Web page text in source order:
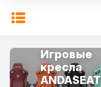
Игровые
кресла
ANDASEAT